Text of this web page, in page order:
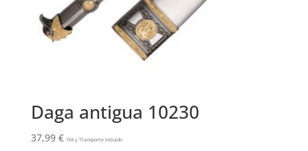
Daga antigua 10230
37,99 € IVA y Transporte Incluido